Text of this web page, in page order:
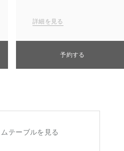
詳細を見る
予約する
テーブルを見る